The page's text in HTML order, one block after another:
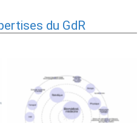
du GdR
Expertises du GdR -
cartographie par mots-clés